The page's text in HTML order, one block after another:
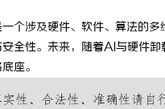
一个涉及硬件、软件、算法的
全性。未来，随着AI与硬件
座。